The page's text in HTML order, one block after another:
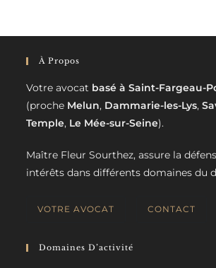
À Propos
Votre avocat basé à Saint-Fargeau-
(proche Melun, Dammarie-les-Lys,
Temple, Le Mée-sur-Seine).
Maître Fleur Sourthez, assure la
intérêts dans différents domaines du
VOTRE AVOCAT CONTACT
Domaines D’activité